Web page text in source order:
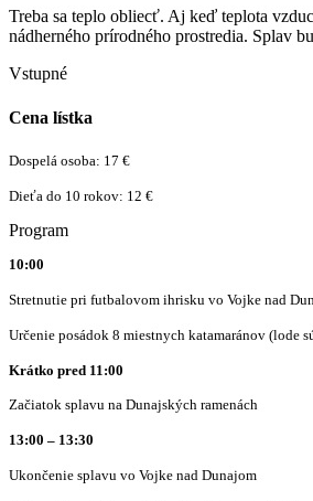
Treba sa teplo obliecť. Aj keď teplota
nádherného prírodného prostredia. Splav
Vstupné
Cena lístka
Dospelá osoba: 17 €
Dieťa do 10 rokov: 12 €
Program
10:00
Stretnutie pri futbalovom ihrisku vo Vojke nad
Určenie posádok 8 miestnych katamaránov (lode
Krátko pred 11:00
Začiatok splavu na Dunajských ramenách
13:00 – 13:30
Ukončenie splavu vo Vojke nad Dunajom